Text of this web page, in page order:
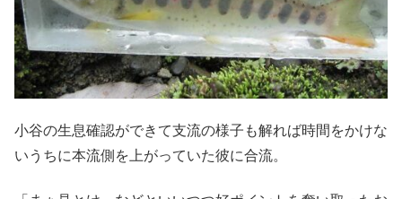
小谷の生息確認ができて支流の様子も解れば時間をかけな
いうちに本流側を上がっていた彼に合流。